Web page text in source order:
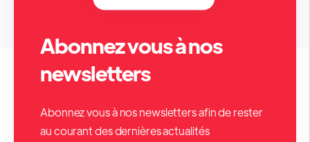
Abonnez vous à nos
newsletters
Abonnez vous à nos newsletters afin de rester
au courant des dernières actualités